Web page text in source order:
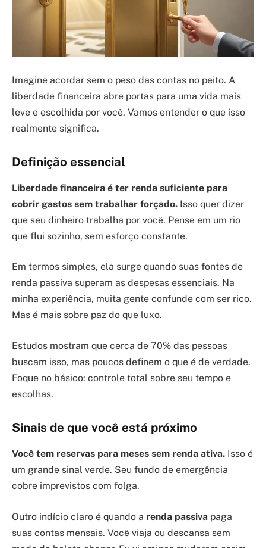
Imagine acordar sem o peso das contas no peito. A
liberdade financeira abre portas para uma vida mais
leve e escolhida por você. Vamos entender o que isso
realmente significa.
Definição essencial
Liberdade financeira é ter renda suficiente para
cobrir gastos sem trabalhar forçado. Isso quer dizer
que seu dinheiro trabalha por você. Pense em um rio
que flui sozinho, sem esforço constante.
Em termos simples, ela surge quando suas fontes de
renda passiva superam as despesas essenciais. Na
minha experiência, muita gente confunde com ser rico.
Mas é mais sobre paz do que luxo.
Estudos mostram que cerca de 70% das pessoas
buscam isso, mas poucos definem o que é de verdade.
Foque no básico: controle total sobre seu tempo e
escolhas.
Sinais de que você está próximo
Você tem reservas para meses sem renda ativa. Isso é
um grande sinal verde. Seu fundo de emergência
cobre imprevistos com folga.
Outro indício claro é quando a renda passiva paga
suas contas mensais. Você viaja ou descansa sem